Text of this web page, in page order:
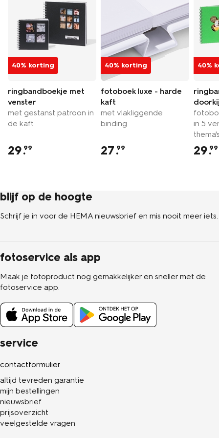
40% korting
ringbandboekje met
venster
met gestanst patroon in
de kaft
29.99
40% korting
fotoboek luxe - harde
kaft
met vlakliggende
binding
27.99
40%
in 5
29.99
service
contactformulier
altijd tevreden garantie
mijn bestellingen
nieuwsbrief
prijsoverzicht
veelgestelde vragen
blijf op de hoogte
Schrijf je in voor de HEMA nieuwsbrief en mis nooit meer iets.
fotoservice als app
Maak je fotoproduct nog gemakkelijker en sneller met de
fotoservice app.